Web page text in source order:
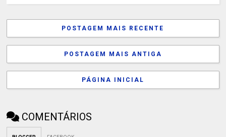
POSTAGEM MAIS RECENTE
POSTAGEM MAIS ANTIGA
PÁGINA INICIAL
COMENTÁRIOS